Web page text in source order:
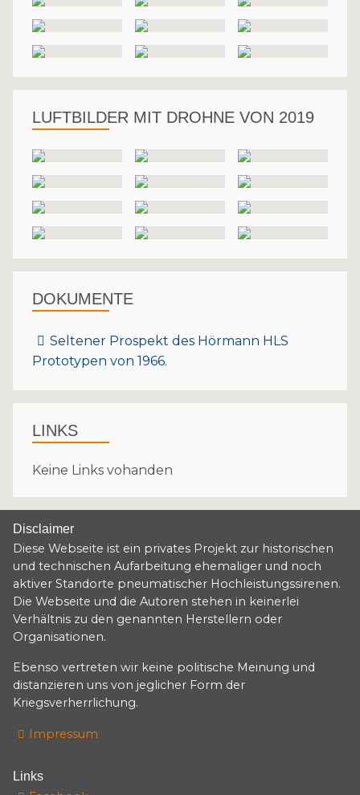
LUFTBILDER MIT DROHNE VON 2019
DOKUMENTE
Seltener Prospekt des Hörmann HLS
Prototypen von 1966.
LINKS
Keine Links vohanden
Disclaimer
Diese Webseite ist ein privates Projekt zur historischen
und technischen Aufarbeitung ehemaliger und noch
aktiver Standorte pneumatischer Hochleistungssirenen.
Die Webseite und die Autoren stehen in keinerlei
Verhältnis zu den genannten Herstellern oder
Organisationen.
Ebenso vertreten wir keine politische Meinung und
distanzieren uns von jeglicher Form der
Kriegsverherrlichung.
Impressum
Links